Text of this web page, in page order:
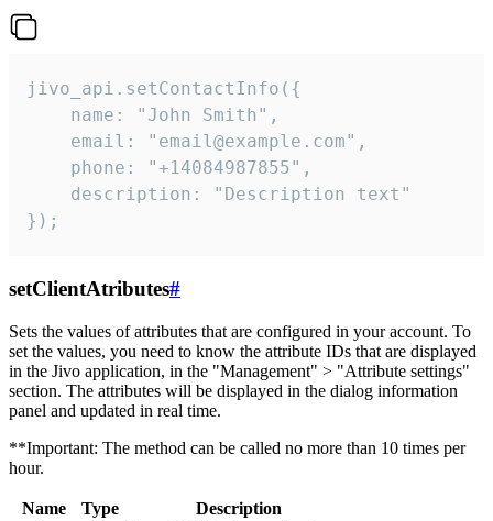
jivo_api.setContactInfo({
    name: "John Smith",
    email: "email@example.com",
    phone: "+14084987855",
    description: "Description text"
});
setClientAtributes#
Sets the values ​​of attributes that are configured in your account. To
set the values, you need to know the attribute IDs that are displayed
in the Jivo application, in the "Management" > "Attribute settings"
section. The attributes will be displayed in the dialog information
panel and updated in real time.
**Important: The method can be called no more than 10 times per
hour.
Name Type
Description